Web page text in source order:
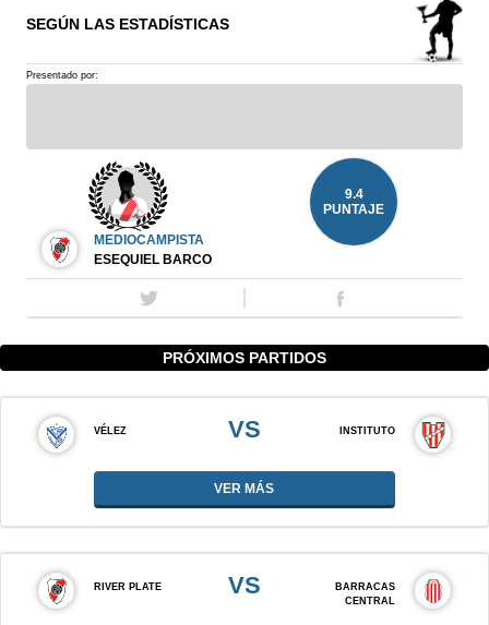
SEGÚN LAS ESTADÍSTICAS
Presentado por:
MEDIOCAMPISTA
ESEQUIEL BARCO
9.4
PUNTAJE
PRÓXIMOS PARTIDOS
VÉLEZ VS INSTITUTO
VER MÁS
RIVER PLATE VS
BARRACAS
CENTRAL